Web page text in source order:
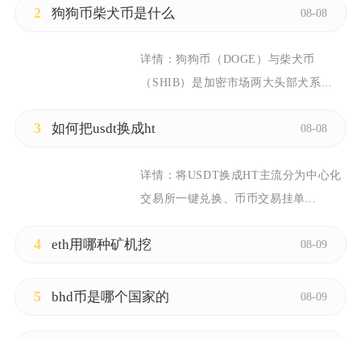
2 狗狗币柴犬币是什么 08-08
详情：狗狗币（DOGE）与柴犬币
（SHIB）是加密市场两大头部犬系...
3 如何把usdt换成ht 08-08
详情：将USDT换成HT主流分为中心化
交易所一键兑换、币币交易挂单...
4 eth用哪种矿机挖 08-09
5 bhd币是哪个国家的 08-09